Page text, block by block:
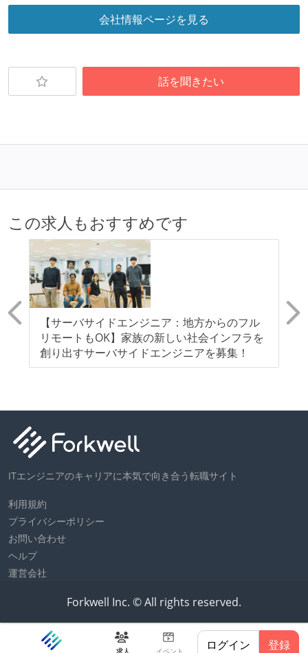
求人 イベント ログイン 登録
KPI などチームの目標・実績値について、メンバーの
レッジの共有を積極的に行っている（属人性を減らす
労働環境の自由度
週3日リモート勤務のハイブリットワーク（週2出社）
週2日リモート勤務のハイブリットワーク（週3出社）
2年以内に未就学児を子育てしながら働いていたエン
ジニアがいる
子育て中のエンジニアが、働き方を紹介したコンテン
ツが公開されている
フレックスタイム制または裁量労働制を採用している
外国籍の開発メンバーがいる
開発メンバーの新卒採用を実施している
待遇・福利厚生
イベントへの業務参加やチケット負担など、会社とし
て、大規模カンファレンスへの参加を支援する制度が
ある
入社時には、各自希望のスペックの PC やディスプレ
イが支給される
希望者には定価 6 万円以上のオフィスチェアが支給さ
選考プロセス
会社情報ページを見る
話を聞きたい
この求人もおすすめです
【サーバサイドエンジニア：地方からのフル
リモートもOK】家族の新しい社会インフラを
創り出すサーバサイドエンジニアを募集！
ITエンジニアのキャリアに本気で向き合う転職サイト
利用規約
プライバシーポリシー
お問い合わせ
ヘルプ
運営会社
Forkwell Inc. © All rights reserved.